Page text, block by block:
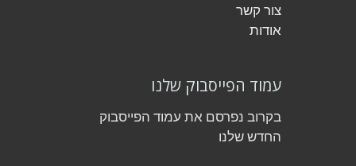
צור קשר
אודות
עמוד הפייסבוק שלנו
בקרוב נפרסם את עמוד הפייסבוק
החדש שלנו